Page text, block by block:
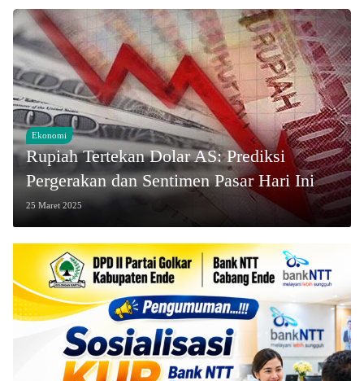
Ekonomi
Rupiah Tertekan Dolar AS: Prediksi
Pergerakan dan Sentimen Pasar Hari Ini
25 Maret 2025